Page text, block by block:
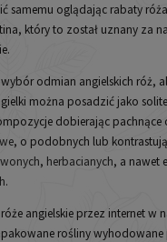
samemu oglądając rabaty
który to został uznany za
odmian angielskich róż,
można posadzić jako
dobierając pachnące
, o podobnych lub
, herbacianych, a nawet
.
angielskie przez internet w
rośliny wyhodowane